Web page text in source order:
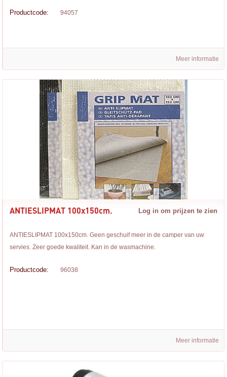
Productcode: 94057
Meer informatie
ANTIESLIPMAT 100x150cm. Log in om prijzen te zien
ANTIESLIPMAT 100x150cm. Geen geschuif meer in de camper van uw
servies. Zeer goede kwaliteit. Kan in de wasmachine.
Productcode: 96038
Meer informatie